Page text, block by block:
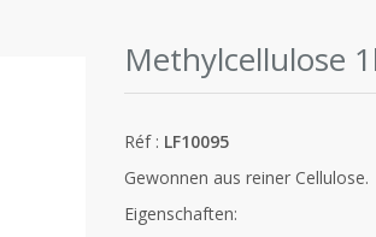
Methylcellulose
Réf : LF10095
Gewonnen aus reiner Cellulose.
Eigenschaften: